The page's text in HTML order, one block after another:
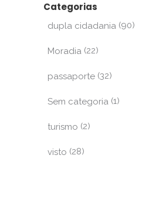
Categorias
dupla cidadania (90)
Moradia (22)
passaporte (32)
Sem categoria (1)
turismo (2)
visto (28)